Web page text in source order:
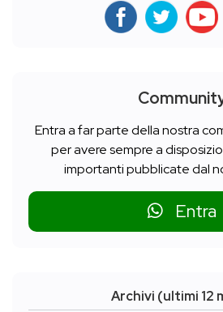
Entra a far parte della nostra
per avere sempre a
importanti pubblicate dal
Entra
Archivi (ultimi 12